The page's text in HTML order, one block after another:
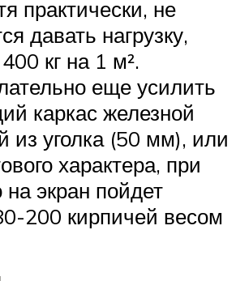
практически, не
давать нагрузку,
кг на 1 м².
еще усилить
каркас железной
из уголка (50 мм), или
характера, при
экран пойдет
200 кирпичей весом